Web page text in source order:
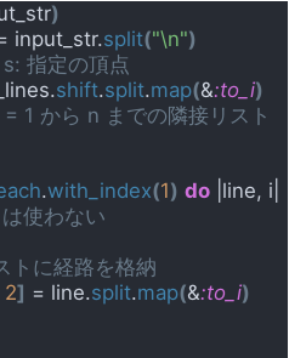
)
input_str.
split("\n")
指定の頂点
shift.split.map(&:to_i)
1 から n までの隣接リスト
.with_index(1) do |line, i|
使わない
トに経路を格納
2] = line.split.map(&:to_i)